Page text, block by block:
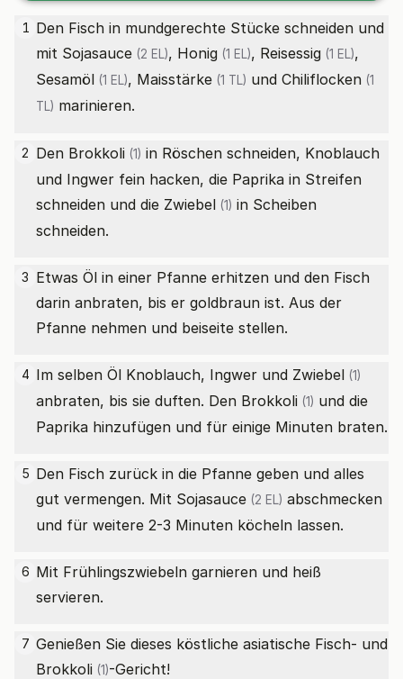
1 Den Fisch in mundgerechte Stücke schneiden und
mit Sojasauce (2 EL), Honig (1 EL), Reisessig (1 EL),
Sesamöl (1 EL), Maisstärke (1 TL) und Chiliflocken (1
TL) marinieren.
2 Den Brokkoli (1) in Röschen schneiden, Knoblauch
und Ingwer fein hacken, die Paprika in Streifen
schneiden und die Zwiebel (1) in Scheiben
schneiden.
3 Etwas Öl in einer Pfanne erhitzen und den Fisch
darin anbraten, bis er goldbraun ist. Aus der
Pfanne nehmen und beiseite stellen.
4 Im selben Öl Knoblauch, Ingwer und Zwiebel (1)
anbraten, bis sie duften. Den Brokkoli (1) und die
Paprika hinzufügen und für einige Minuten braten.
5 Den Fisch zurück in die Pfanne geben und alles
gut vermengen. Mit Sojasauce (2 EL) abschmecken
und für weitere 2-3 Minuten köcheln lassen.
6 Mit Frühlingszwiebeln garnieren und heiß
servieren.
7 Genießen Sie dieses köstliche asiatische Fisch- und
Brokkoli (1)-Gericht!